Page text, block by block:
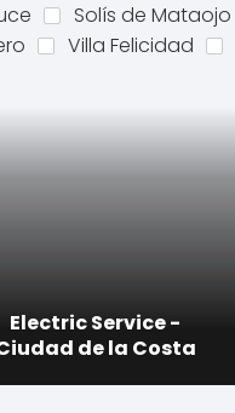
Solís de Mataojo
Villa Felicidad
Electric Service -
de la Costa